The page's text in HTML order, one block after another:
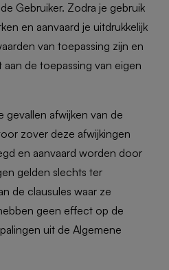
Gebruiker. Zodra je gebruik
en aanvaard je uitdrukkelijk
van toepassing zijn en
de toepassing van eigen
gevallen afwijken van de
zover deze afwijkingen
en aanvaard worden door
gelden slechts ter
de clausules waar ze
geen effect op de
uit de Algemene